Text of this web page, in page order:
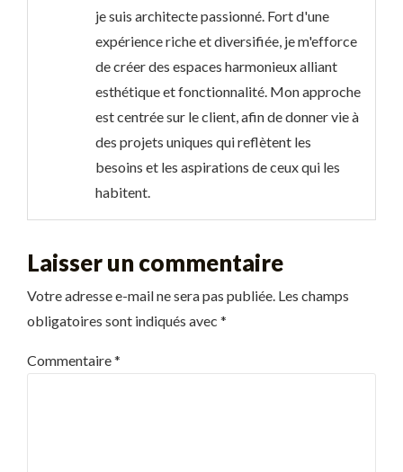
je suis architecte passionné. Fort d'une
expérience riche et diversifiée, je m'efforce
de créer des espaces harmonieux alliant
esthétique et fonctionnalité. Mon approche
est centrée sur le client, afin de donner vie à
des projets uniques qui reflètent les
besoins et les aspirations de ceux qui les
habitent.
Laisser un commentaire
Votre adresse e-mail ne sera pas publiée. Les champs
obligatoires sont indiqués avec *
Commentaire*